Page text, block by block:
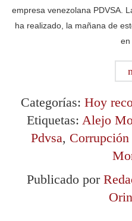
empresa venezolana PDVSA.
ha realizado, la mañana de
Categorías: Hoy
Etiquetas: Alejo
Pdvsa, Corrupción
Publicado por